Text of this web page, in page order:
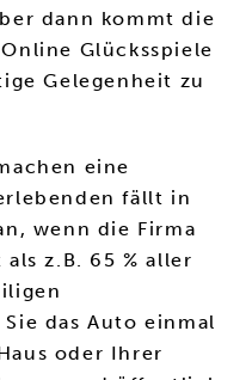
dann kommt die
Glücksspiele
Gelegenheit zu
eine
fällt in
wenn die Firma
z.B. 65 % aller
das Auto einmal
oder Ihrer